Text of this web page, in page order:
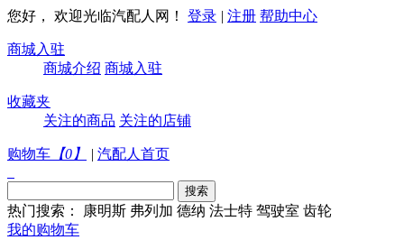
您好， 欢迎光临汽配人网！ 登录 | 注册 帮助中心
商城入驻
商城介绍 商城入驻
收藏夹
关注的商品 关注的店铺
购物车 【0 】 | 汽配人首页
热门搜索： 康明斯 弗列加 德纳 法士特 驾驶室 齿轮
我的购物车